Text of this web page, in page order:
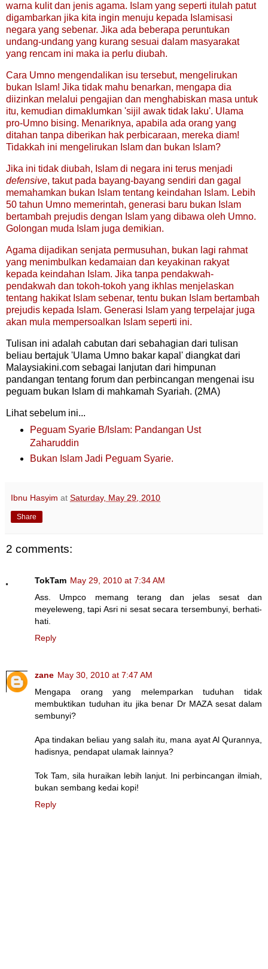
warna kulit dan jenis agama. Islam yang seperti itulah patut
digambarkan jika kita ingin menuju kepada Islamisasi
negara yang sebenar. Jika ada beberapa peruntukan
undang-undang yang kurang sesuai dalam masyarakat
yang rencam ini maka ia perlu diubah.
Cara Umno mengendalikan isu tersebut, mengelirukan
bukan Islam! Jika tidak mahu benarkan, mengapa dia
diizinkan melalui pengajian dan menghabiskan masa untuk
itu, kemudian dimaklumkan 'sijil awak tidak laku'. Ulama
pro-Umno bising. Menariknya, apabila ada orang yang
ditahan tanpa diberikan hak perbicaraan, mereka diam!
Tidakkah ini mengelirukan Islam dan bukan Islam?
Jika ini tidak diubah, Islam di negara ini terus menjadi
defensive, takut pada bayang-bayang sendiri dan gagal
memahamkan bukan Islam tentang keindahan Islam. Lebih
50 tahun Umno memerintah, generasi baru bukan Islam
bertambah prejudis dengan Islam yang dibawa oleh Umno.
Golongan muda Islam juga demikian.
Agama dijadikan senjata permusuhan, bukan lagi rahmat
yang menimbulkan kedamaian dan keyakinan rakyat
kepada keindahan Islam. Jika tanpa pendakwah-
pendakwah dan tokoh-tokoh yang ikhlas menjelaskan
tentang hakikat Islam sebenar, tentu bukan Islam bertambah
prejudis kepada Islam. Generasi Islam yang terpelajar juga
akan mula mempersoalkan Islam seperti ini.
Tulisan ini adalah cabutan dari sebahagian dari tulisan
beliau bertajuk 'Ulama Umno bakar kapal' diangkat dari
Malaysiakini.com sebagai lanjutan dari himpunan
pandangan tentang forum dan perbincangan mengenai isu
peguam bukan Islam di mahkamah Syariah. (2MA)
Lihat sebelum ini...
Peguam Syarie B/Islam: Pandangan Ust
Zaharuddin
Bukan Islam Jadi Peguam Syarie.
Ibnu Hasyim at Saturday, May 29, 2010
Share
2 comments:
TokTam May 29, 2010 at 7:34 AM
Ass. Umpco memang terang dan jelas sesat dan
meyeleweng, tapi Asri ni sesat secara tersembunyi, berhati-
hati.
Reply
zane May 30, 2010 at 7:47 AM
Mengapa orang yang melemparkan tuduhan tidak
membuktikan tuduhan itu jika benar Dr MAZA sesat dalam
sembunyi?
Apa tindakan beliau yang salah itu, mana ayat Al Qurannya,
hadisnya, pendapat ulamak lainnya?
Tok Tam, sila huraikan lebih lanjut. Ini perbincangan ilmiah,
bukan sembang kedai kopi!
Reply